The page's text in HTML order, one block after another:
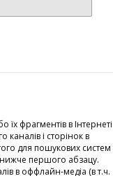
їх фрагментів в Інтернеті
і сторінок в
для пошукових систем
нижче першого абзацу.
в оффлайн-медіа (в т.ч.